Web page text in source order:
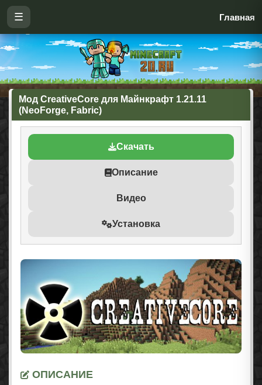
☰ Главная
Мод CreativeCore для Майнкрафт 1.21.11
(NeoForge, Fabric)
Скачать
Описание
Видео
Установка
ОПИСАНИЕ